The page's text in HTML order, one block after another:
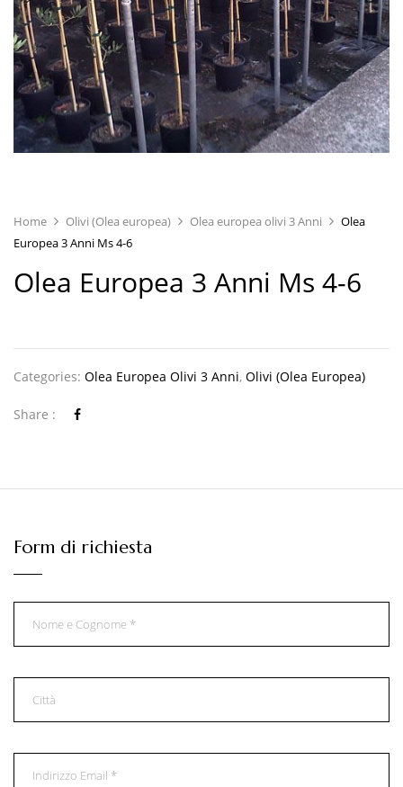
Home Olivi (Olea europea) Olea europea olivi 3 Anni
Olea
Europea 3 Anni Ms 4-6
Olea Europea 3 Anni Ms 4-6
Categories: Olea Europea Olivi 3 Anni, Olivi (Olea Europea)
Share :
Form di richiesta